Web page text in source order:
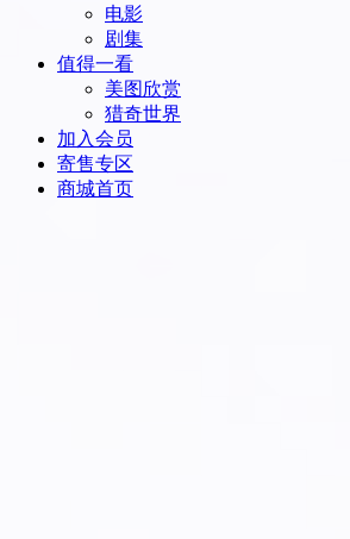
电影
剧集
值得一看
美图欣赏
猎奇世界
加入会员
寄售专区
商城首页